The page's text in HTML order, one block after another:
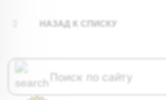
НАЗАД К СПИСКУ